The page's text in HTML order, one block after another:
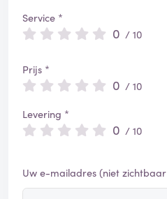
Service *
0 / 10
Prijs *
0 / 10
Levering *
0 / 10
Uw e-mailadres (niet